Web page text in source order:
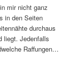
mir nicht ganz
in den Seiten
durchaus
liegt. Jedenfalls
Raffungen…